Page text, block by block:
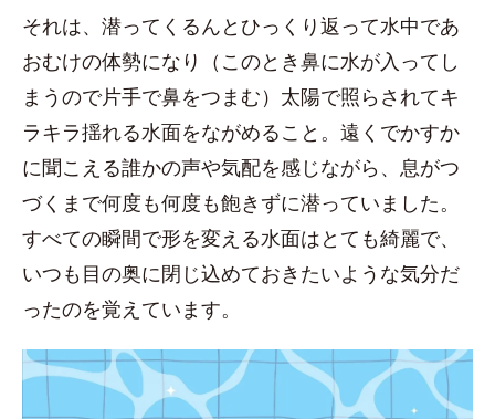
それは、潜ってくるんとひっくり返って水中であ
おむけの体勢になり（このとき鼻に水が入ってし
まうので片手で鼻をつまむ）太陽で照らされてキ
ラキラ揺れる水面をながめること。遠くでかすか
に聞こえる誰かの声や気配を感じながら、息がつ
づくまで何度も何度も飽きずに潜っていました。
すべての瞬間で形を変える水面はとても綺麗で、
いつも目の奥に閉じ込めておきたいような気分だ
ったのを覚えています。